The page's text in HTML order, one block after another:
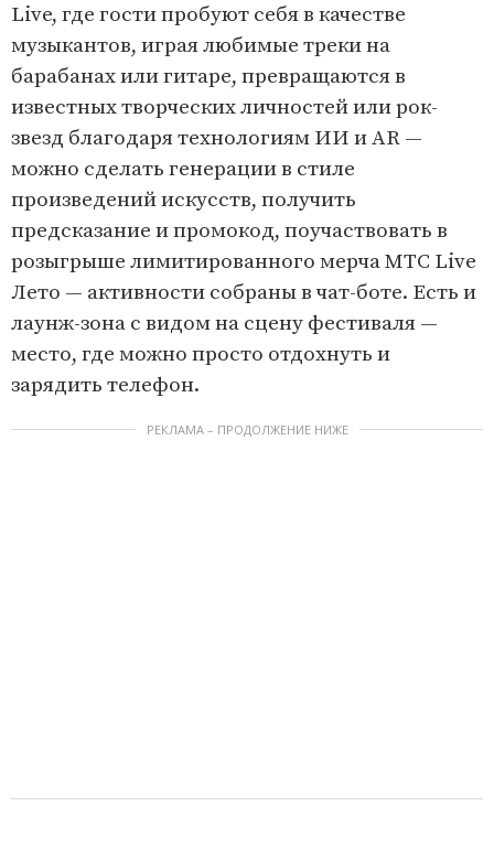
Live, где гости пробуют себя в качестве
музыкантов, играя любимые треки на
барабанах или гитаре, превращаются в
известных творческих личностей или рок-
звезд благодаря технологиям ИИ и AR —
можно сделать генерации в стиле
произведений искусств, получить
предсказание и промокод, поучаствовать в
розыгрыше лимитированного мерча МТС Live
Лето — активности собраны в чат-боте. Есть и
лаунж-зона с видом на сцену фестиваля —
место, где можно просто отдохнуть и
зарядить телефон.
РЕКЛАМА – ПРОДОЛЖЕНИЕ НИЖЕ